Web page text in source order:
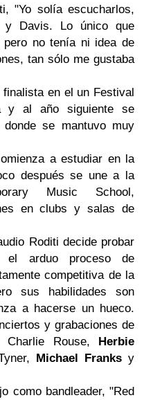
, "Yo solía escucharlos,
y Davis. Lo único que
pero no tenía ni idea de
tan sólo me gustaba
en el un Festival
y al año siguiente se
donde se mantuvo muy
a estudiar en la
después se une a la
Music School,
en clubs y salas de
Roditi decide probar
arduo proceso de
competitiva de la
sus habilidades son
a hacerse un hueco.
y grabaciones de
Charlie Rouse, Herbie
Michael Franksy
como bandleader, "Red